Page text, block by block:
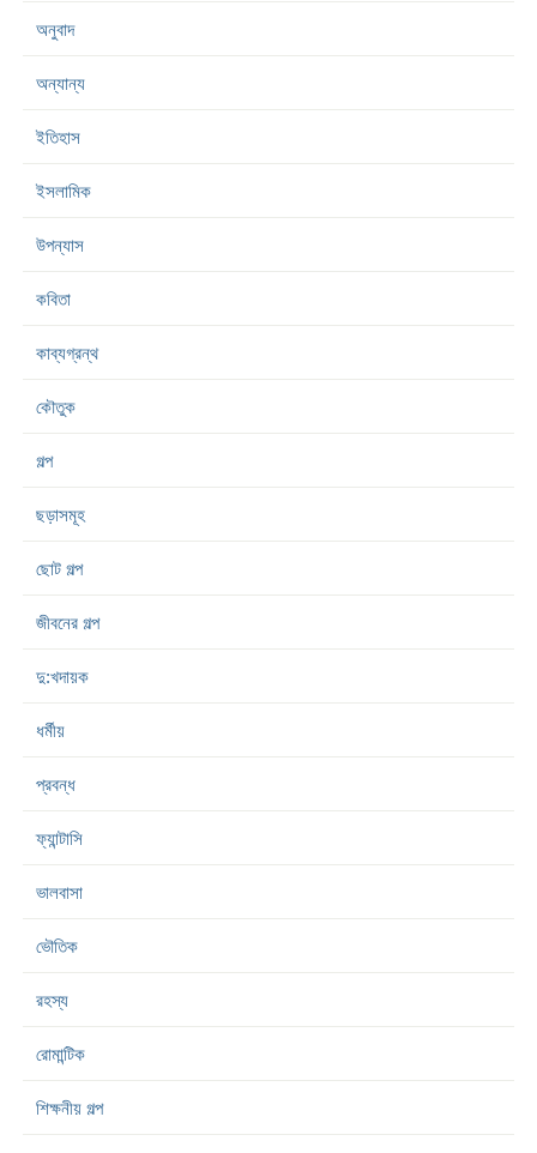
অনুবাদ
অন্যান্য
ইতিহাস
ইসলামিক
উপন্যাস
কবিতা
কাব্যগ্রন্থ
কৌতুক
গল্প
ছড়াসমূহ
ছোট গল্প
জীবনের গল্প
দু:খদায়ক
ধর্মীয়
প্রবন্ধ
ফ্যান্টাসি
ভালবাসা
ভৌতিক
রহস্য
রোমান্টিক
শিক্ষনীয় গল্প